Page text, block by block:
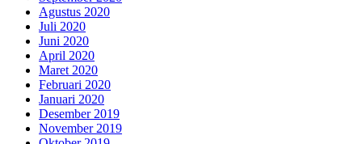
Agustus 2020
Juli 2020
Juni 2020
April 2020
Maret 2020
Februari 2020
Januari 2020
Desember 2019
November 2019